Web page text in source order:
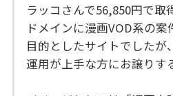
ラッコさんで56,850円で取
ドメインに漫画VOD系の案
目的としたサイトでしたが
運用が上手な方にお譲りす